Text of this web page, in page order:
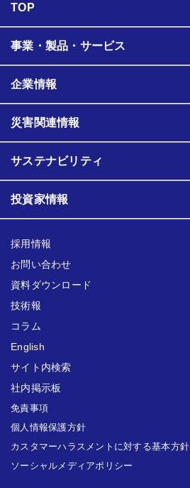
TOP
事業・製品・サービス
企業情報
災害関連情報
サステナビリティ
投資家情報
採用情報
お問い合わせ
資料ダウンロード
技術報
コラム
English
サイト内検索
社内掲示板
免責事項
個人情報保護方針
カスタマーハラスメントに対する基本方針
ソーシャルメディアポリシー